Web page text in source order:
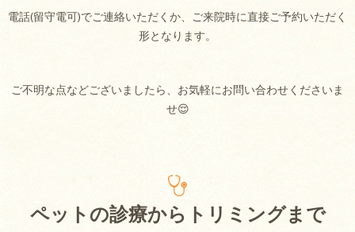
電話(留守電可)でご連絡いただくか、ご来院時に直接ご予約いただく
形となります。
ご不明な点などございましたら、お気軽にお問い合わせくださいま
せ😌
ペットの診療からトリミングまで